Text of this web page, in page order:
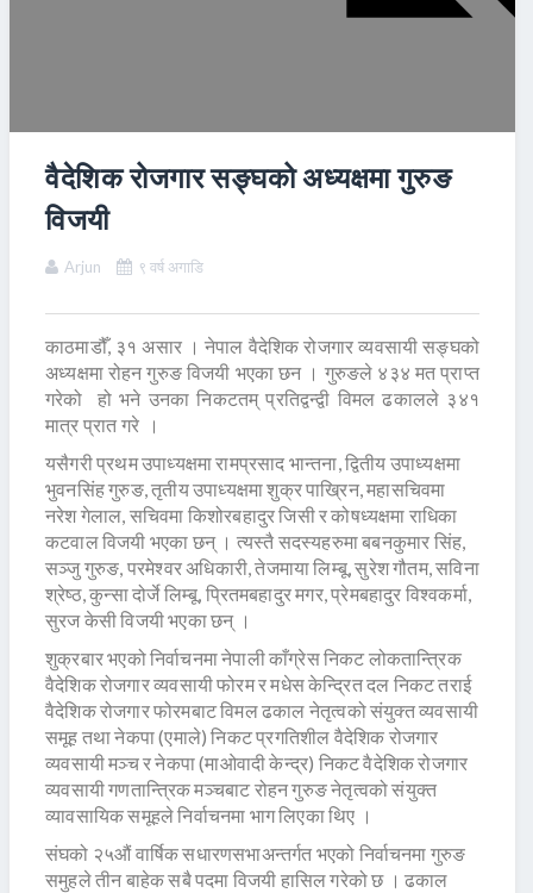
वैदेशिक रोजगार सङ्घको अध्यक्षमा गुरुङ
विजयी
Arjun ९ वर्ष अगाडि
काठमाडौँ, ३१ असार । नेपाल वैदेशिक रोजगार व्यवसायी सङ्घको
अध्यक्षमा रोहन गुरुङ विजयी भएका छन । गुरुङले ४३४ मत प्राप्त
गरेको हो भने उनका निकटतम् प्रतिद्वन्द्वी विमल ढकालले ३४१
मात्र प्रात गरे ।
यसैगरी प्रथम उपाध्यक्षमा रामप्रसाद भान्तना, द्वितीय उपाध्यक्षमा
भुवनसिंह गुरुङ, तृतीय उपाध्यक्षमा शुक्र पाख्रिन, महासचिवमा
नरेश गेलाल, सचिवमा किशोरबहादुर जिसी र कोषध्यक्षमा राधिका
कटवाल विजयी भएका छन् । त्यस्तै सदस्यहरुमा बबनकुमार सिंह,
सञ्जु गुरुङ, परमेश्वर अधिकारी, तेजमाया लिम्बू, सुरेश गौतम, सविना
श्रेष्ठ, कुन्सा दोर्जे लिम्बू, प्रितमबहादुर मगर, प्रेमबहादुर विश्वकर्मा,
सुरज केसी विजयी भएका छन् ।
शुक्रबार भएको निर्वाचनमा नेपाली काँग्रेस निकट लोकतान्त्रिक
वैदेशिक रोजगार व्यवसायी फोरम र मधेस केन्द्रित दल निकट तराई
वैदेशिक रोजगार फोरमबाट विमल ढकाल नेतृत्वको संयुक्त व्यवसायी
समूह तथा नेकपा (एमाले) निकट प्रगतिशील वैदेशिक रोजगार
व्यवसायी मञ्च र नेकपा (माओवादी केन्द्र) निकट वैदेशिक रोजगार
व्यवसायी गणतान्त्रिक मञ्चबाट रोहन गुरुङ नेतृत्वको संयुक्त
व्यावसायिक समूहले निर्वाचनमा भाग लिएका थिए ।
संघको २५औं वार्षिक सधारणसभाअन्तर्गत भएको निर्वाचनमा गुरुङ
समुहले तीन बाहेक सबै पदमा विजयी हासिल गरेको छ । ढकाल